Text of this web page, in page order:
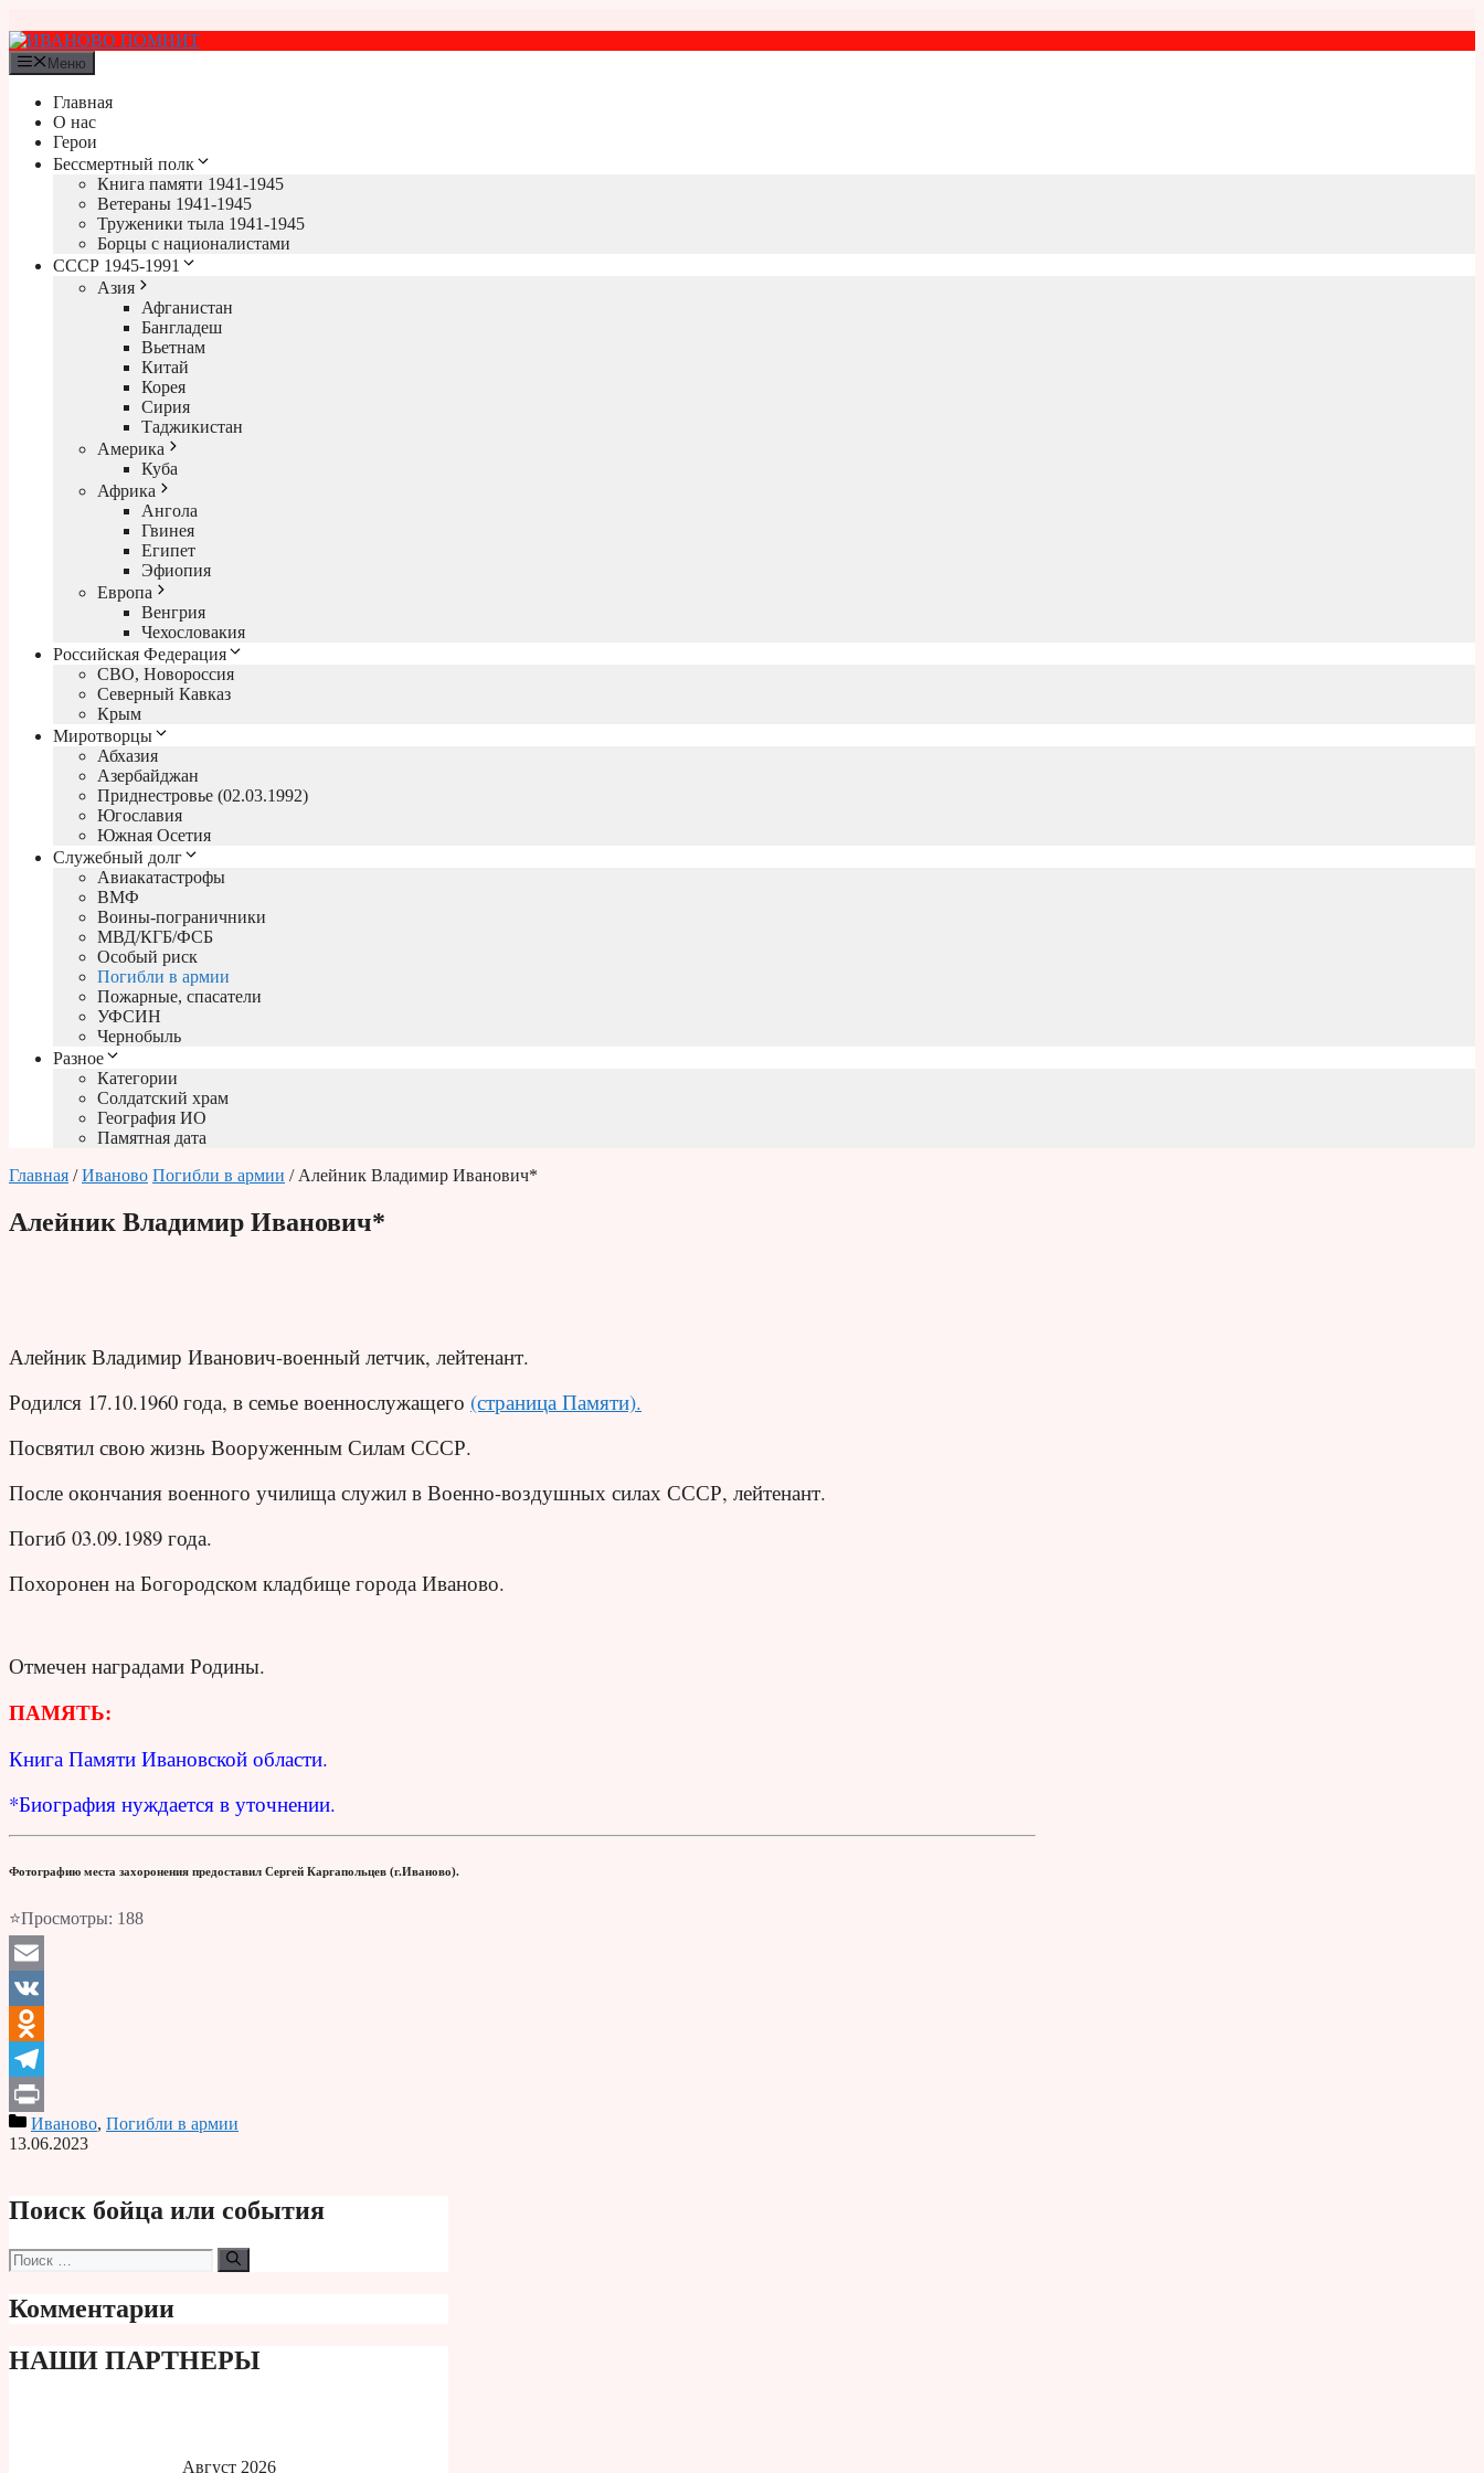
к
содержимому
Меню
Главная
О нас
Герои
Бессмертный полк
Книга памяти 1941-1945
Ветераны 1941-1945
Труженики тыла 1941-1945
Борцы с националистами
СССР 1945-1991
Азия
Афганистан
Бангладеш
Вьетнам
Китай
Корея
Сирия
Таджикистан
Америка
Куба
Африка
Ангола
Гвинея
Египет
Эфиопия
Европа
Венгрия
Чехословакия
Российская Федерация
СВО, Новороссия
Северный Кавказ
Крым
Миротворцы
Абхазия
Азербайджан
Приднестровье (02.03.1992)
Югославия
Южная Осетия
Служебный долг
Авиакатастрофы
ВМФ
Воины-пограничники
МВД/КГБ/ФСБ
Особый риск
Погибли в армии
Пожарные, спасатели
УФСИН
Чернобыль
Разное
Категории
Солдатский храм
География ИО
Памятная дата
Главная /Иваново Погибли в армии / Алейник Владимир Иванович*
Алейник Владимир Иванович*
Алейник Владимир Иванович-военный летчик, лейтенант.
Родился 17.10.1960 года, в семье военнослужащего (страница Памяти).
Посвятил свою жизнь Вооруженным Силам СССР.
После окончания военного училища служил в Военно-воздушных силах СССР, лейтенант.
Погиб 03.09.1989 года.
Похоронен на Богородском кладбище города Иваново.
Отмечен наградами Родины.
ПАМЯТЬ:
Книга Памяти Ивановской области.
*Биография нуждается в уточнении.
Фотографию места захоронения предоставил Сергей Каргапольцев (г.Иваново).
⭐Просмотры: 188
Email
VK
Odnoklassniki
Telegram
PrintИваново, Погибли в армии
13.06.2023
Поиск бойца или события
Поиск:
Комментарии
НАШИ ПАРТНЕРЫ
Август 2026